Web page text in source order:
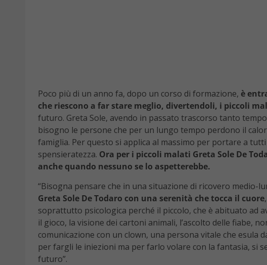
Poco più di un anno fa, dopo un corso di formazione, è
che riescono a far stare meglio, divertendoli, i piccoli
futuro. Greta Sole, avendo in passato trascorso tanto
bisogno le persone che per un lungo tempo perdono il
famiglia. Per questo si applica al massimo per portare a
spensieratezza. Ora per i piccoli malati Greta Sole De
anche quando nessuno se lo aspetterebbe.
“Bisogna pensare che in una situazione di ricovero medio-
Greta Sole De Todaro con una serenità che tocca il cuore
soprattutto psicologica perché il piccolo, che è abituato ad
il gioco, la visione dei cartoni animali, l’ascolto delle fiabe,
comunicazione con un clown, una persona vitale che esula
per fargli le iniezioni ma per farlo volare con la fantasia, si
futuro”.